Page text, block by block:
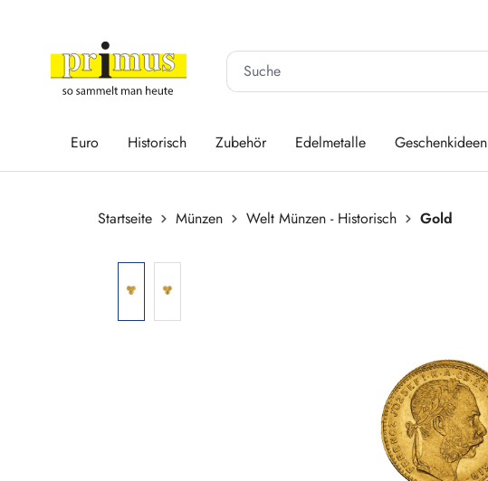
Euro Historisch Zubehör Edelmetalle Geschenkideen
Startseite Münzen Welt Münzen - Historisch
Gold